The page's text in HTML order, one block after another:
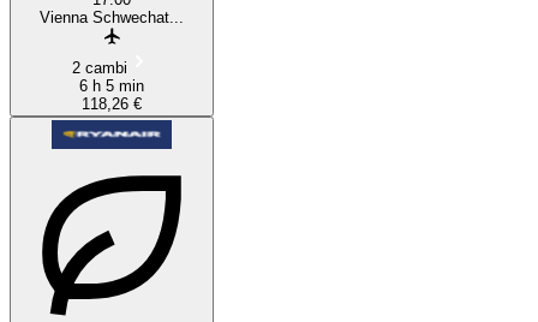
Vienna Schwechat...
2 cambi
6 h 5 min
118,26 €